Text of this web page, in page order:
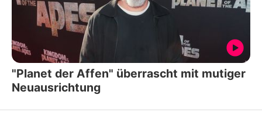
"Planet der Affen" überrascht mit mutiger
Neuausrichtung